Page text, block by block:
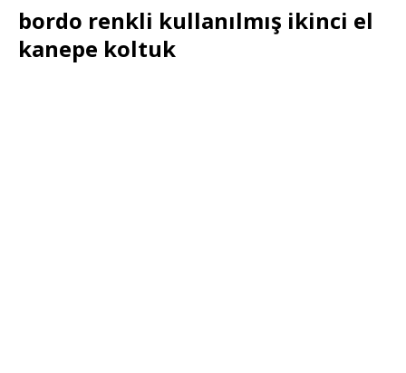
bordo renkli kullanılmış ikinci el
kanepe koltuk